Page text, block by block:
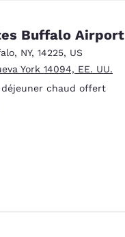
Buffalo Airport
, NY, 14225, US
York 14094, EE. UU.
chaud offert
Bueno. 620 reseñas